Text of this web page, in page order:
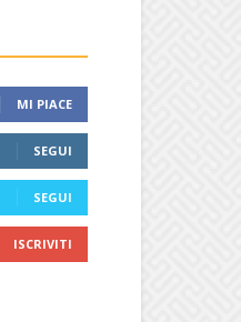
MI PIACE
SEGUI
SEGUI
ISCRIVITI